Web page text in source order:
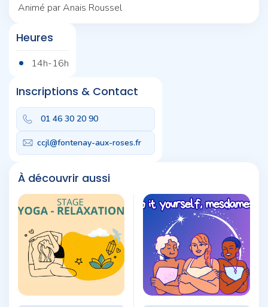
Animé par Anais Roussel
Heures
14h-16h
Inscriptions & Contact
01 46 30 20 90
ccjl@fontenay-aux-roses.fr
À découvrir aussi